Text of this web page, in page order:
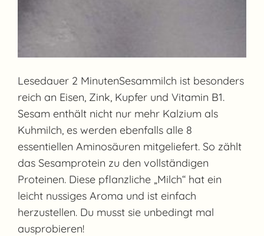
Lesedauer 2 MinutenSesammilch ist besonders
reich an Eisen, Zink, Kupfer und Vitamin B1.
Sesam enthält nicht nur mehr Kalzium als
Kuhmilch, es werden ebenfalls alle 8
essentiellen Aminosäuren mitgeliefert. So zählt
das Sesamprotein zu den vollständigen
Proteinen. Diese pflanzliche „Milch“ hat ein
leicht nussiges Aroma und ist einfach
herzustellen. Du musst sie unbedingt mal
ausprobieren!